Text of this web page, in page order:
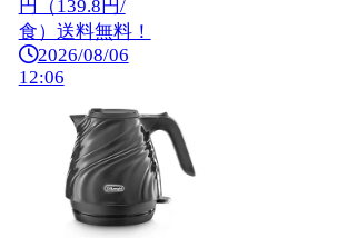
円（139.8円/
食）送料無料！
2026/08/06
12:06